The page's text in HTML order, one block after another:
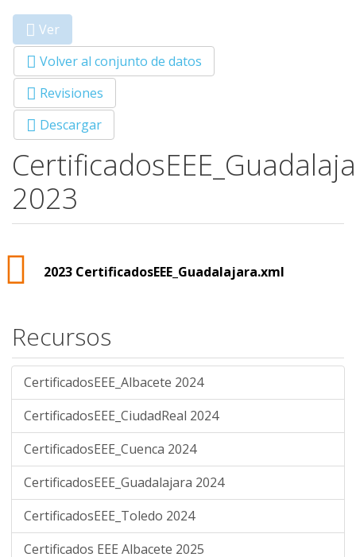
Primary tabs
Ver
activa)
Volver al conjunto de datos
Revisiones
Descargar
2023
2023 CertificadosEEE_Guadalajara.xml
Recursos
CertificadosEEE_Albacete 2024
CertificadosEEE_CiudadReal 2024
CertificadosEEE_Cuenca 2024
CertificadosEEE_Guadalajara 2024
CertificadosEEE_Toledo 2024
Certificados EEE Albacete 2025